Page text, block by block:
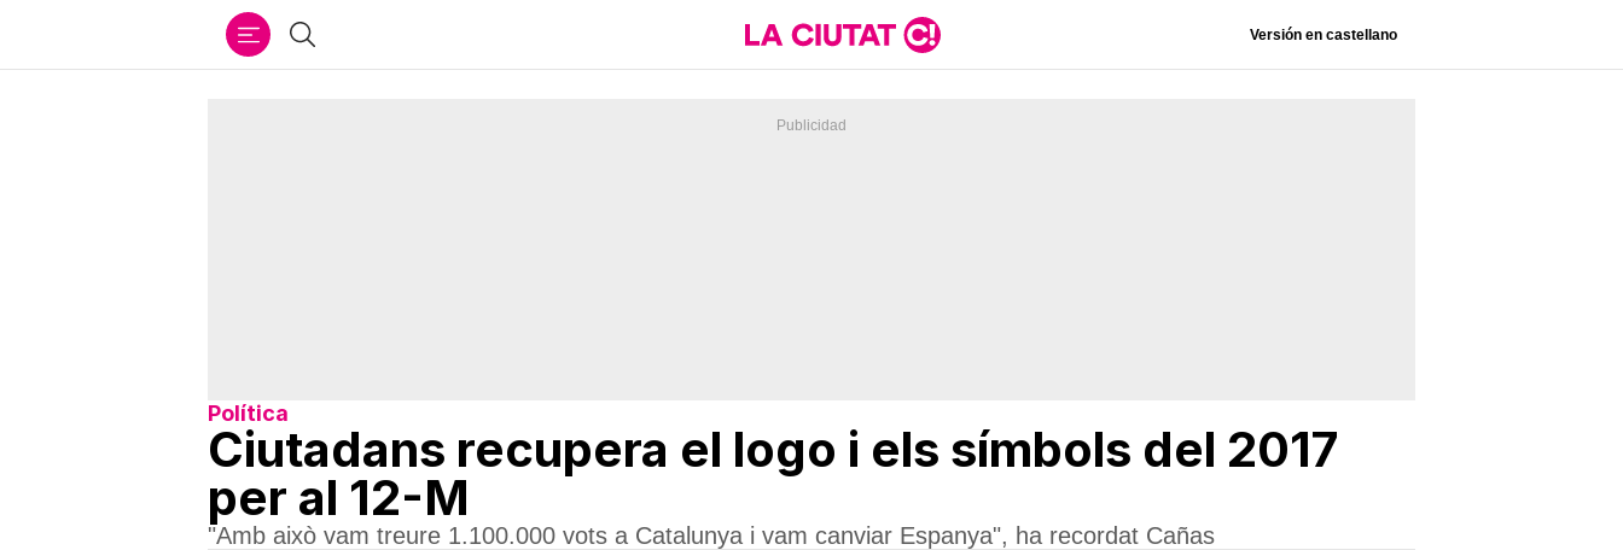
Cercar Versión en castellano
Política
Ciutadans recupera el logo i els símbols del 2017
per al 12-M
"Amb això vam treure 1.100.000 vots a Catalunya i vam canviar Espanya", ha recordat Cañas